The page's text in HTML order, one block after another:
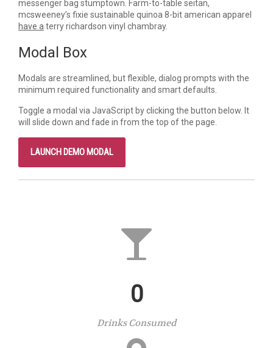
messenger bag stumptown. Farm-to-table seitan,
mcsweeney’s fixie sustainable quinoa 8-bit american apparel
have a terry richardson vinyl chambray.
Modal Box
Modals are streamlined, but flexible, dialog prompts with the
minimum required functionality and smart defaults.
Toggle a modal via JavaScript by clicking the button below. It
will slide down and fade in from the top of the page.
LAUNCH DEMO MODAL
0
Drinks Consumed